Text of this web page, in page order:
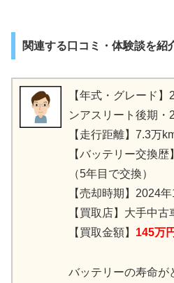
関連する口コミ・体験談を紹
【年式・グレード
ンアスリート後期・
【走行距離】7.3万
【バッテリー交換
（5年目で交換）
【売却時期】2024年
【買取店】大手中
【買取金額】 145万円
バッテリーの寿命が